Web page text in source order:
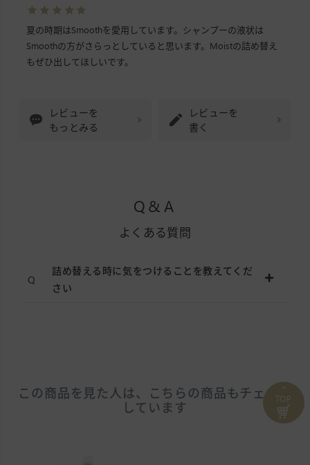
夏の時期はSmoothを愛用しています。シャンプーの液状は
Smoothの方がさらっとしていると思います。Moistの詰め替え
もぜひ出してほしいです。
レビューを
もっとみる
レビューを
書く
Q&A
よくある質問
詰め替える時に気をつけることを教えてくだ
さい
この商品を見た人は、こちらの商品もチェック
しています
⌃
TOP